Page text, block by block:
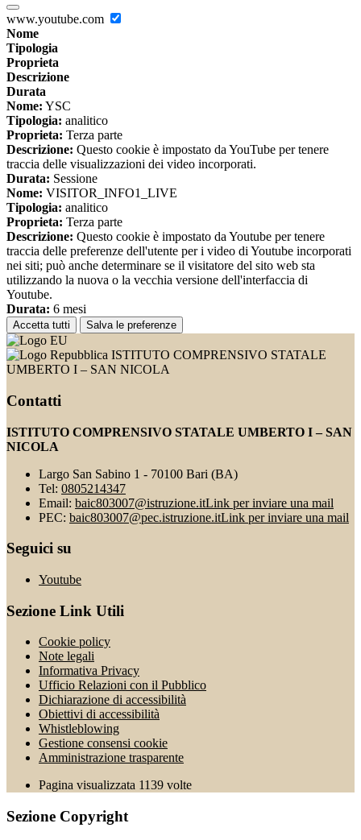
www.youtube.com
Nome
Tipologia
Proprieta
Descrizione
Durata
Nome: YSC
Tipologia: analitico
Proprieta: Terza parte
Descrizione: Questo cookie è impostato da YouTube per tenere
traccia delle visualizzazioni dei video incorporati.
Durata: Sessione
Nome: VISITOR_INFO1_LIVE
Tipologia: analitico
Proprieta: Terza parte
Descrizione: Questo cookie è impostato da Youtube per tenere
traccia delle preferenze dell'utente per i video di Youtube incorporati
nei siti; può anche determinare se il visitatore del sito web sta
utilizzando la nuova o la vecchia versione dell'interfaccia di
Youtube.
Durata: 6 mesi
Accetta tutti Salva le preferenze
ISTITUTO COMPRENSIVO STATALE
UMBERTO I – SAN NICOLA
Contatti
ISTITUTO COMPRENSIVO STATALE UMBERTO I – SAN
NICOLA
Largo San Sabino 1 - 70100 Bari (BA)
Tel: 0805214347
Email: baic803007@istruzione.itLink per inviare una mail
PEC: baic803007@pec.istruzione.itLink per inviare una mail
Seguici su
Youtube
Sezione Link Utili
Cookie policy
Note legali
Informativa Privacy
Ufficio Relazioni con il Pubblico
Dichiarazione di accessibilità
Obiettivi di accessibilità
Whistleblowing
Gestione consensi cookie
Amministrazione trasparente
Pagina visualizzata 1139 volte
Sezione Copyright